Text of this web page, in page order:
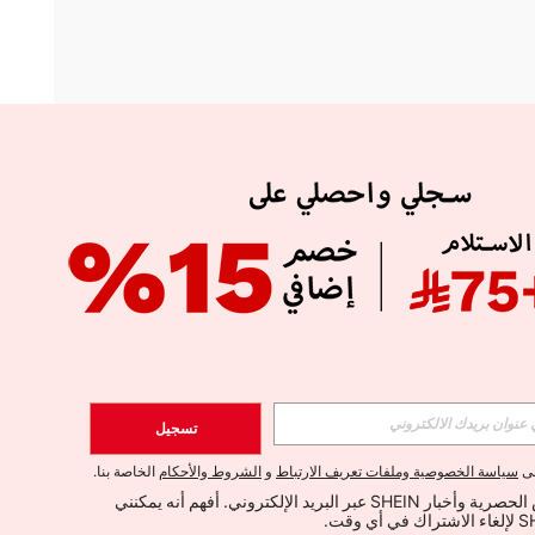
APP
الإشتراك
اشتراك
تسجيل
سياسة الخصوصية وملفات تعريف الارتباط و الشروط والأحكام الخاصة بنا.
أود تلقي العروض الحصرية وأخبار SHEIN عبر البريد الإلكتروني. أفهم أنه يمكنني